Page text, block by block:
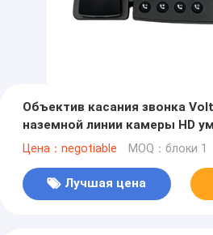
Объектив касания звонка
наземной линии камеры HD
Цена：negotiable MOQ：блоки 1
Лучшая цена